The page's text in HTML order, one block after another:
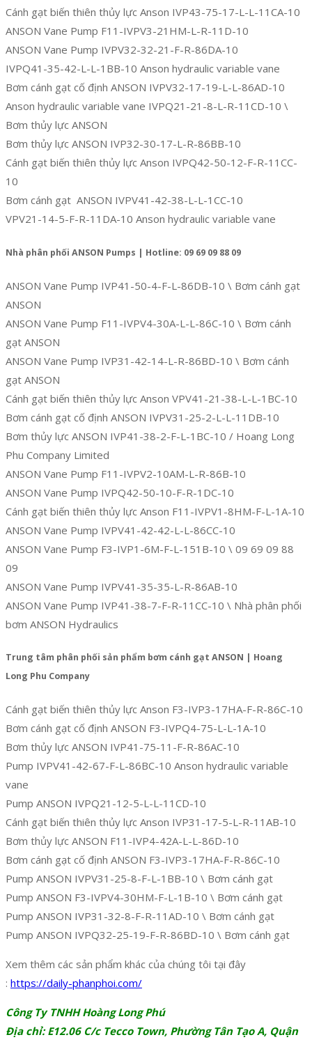
Cánh gạt biến thiên thủy lực Anson IVP43-75-17-L-L-11CA-10
ANSON Vane Pump F11-IVPV3-21HM-L-R-11D-10
ANSON Vane Pump IVPV32-32-21-F-R-86DA-10
IVPQ41-35-42-L-L-1BB-10 Anson hydraulic variable vane
Bơm cánh gạt cố định ANSON IVPV32-17-19-L-L-86AD-10
Anson hydraulic variable vane IVPQ21-21-8-L-R-11CD-10 \
Bơm thủy lực ANSON
Bơm thủy lực ANSON IVP32-30-17-L-R-86BB-10
Cánh gạt biến thiên thủy lực Anson IVPQ42-50-12-F-R-11CC-
10
Bơm cánh gạt ANSON IVPV41-42-38-L-L-1CC-10
VPV21-14-5-F-R-11DA-10 Anson hydraulic variable vane
Nhà phân phối ANSON Pumps | Hotline: 09 69 09 88 09
ANSON Vane Pump IVP41-50-4-F-L-86DB-10 \ Bơm cánh gạt
ANSON
ANSON Vane Pump F11-IVPV4-30A-L-L-86C-10 \ Bơm cánh
gạt ANSON
ANSON Vane Pump IVP31-42-14-L-R-86BD-10 \ Bơm cánh
gạt ANSON
Cánh gạt biến thiên thủy lực Anson VPV41-21-38-L-L-1BC-10
Bơm cánh gạt cố định ANSON IVPV31-25-2-L-L-11DB-10
Bơm thủy lực ANSON IVP41-38-2-F-L-1BC-10 / Hoang Long
Phu Company Limited
ANSON Vane Pump F11-IVPV2-10AM-L-R-86B-10
ANSON Vane Pump IVPQ42-50-10-F-R-1DC-10
Cánh gạt biến thiên thủy lực Anson F11-IVPV1-8HM-F-L-1A-10
ANSON Vane Pump IVPV41-42-42-L-L-86CC-10
ANSON Vane Pump F3-IVP1-6M-F-L-151B-10 \ 09 69 09 88
09
ANSON Vane Pump IVPV41-35-35-L-R-86AB-10
ANSON Vane Pump IVP41-38-7-F-R-11CC-10 \ Nhà phân phối
bơm ANSON Hydraulics
Trung tâm phân phối sản phẩm bơm cánh gạt ANSON | Hoang
Long Phu Company
Cánh gạt biến thiên thủy lực Anson F3-IVP3-17HA-F-R-86C-10
Bơm cánh gạt cố định ANSON F3-IVPQ4-75-L-L-1A-10
Bơm thủy lực ANSON IVP41-75-11-F-R-86AC-10
Pump IVPV41-42-67-F-L-86BC-10 Anson hydraulic variable
vane
Pump ANSON IVPQ21-12-5-L-L-11CD-10
Cánh gạt biến thiên thủy lực Anson IVP31-17-5-L-R-11AB-10
Bơm thủy lực ANSON F11-IVP4-42A-L-L-86D-10
Bơm cánh gạt cố định ANSON F3-IVP3-17HA-F-R-86C-10
Pump ANSON IVPV31-25-8-F-L-1BB-10 \ Bơm cánh gạt
Pump ANSON F3-IVPV4-30HM-F-L-1B-10 \ Bơm cánh gạt
Pump ANSON IVP31-32-8-F-R-11AD-10 \ Bơm cánh gạt
Pump ANSON IVPQ32-25-19-F-R-86BD-10 \ Bơm cánh gạt
Xem thêm các sản phẩm khác của chúng tôi tại đây
: https://daily-phanphoi.com/
Công Ty TNHH Hoàng Long Phú
Địa chỉ: E12.06 C/c Tecco Town, Phường Tân Tạo A, Quận